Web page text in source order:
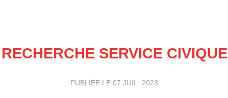
RECHERCHE SERVICE CIVIQUE
PUBLIÉE LE 07 JUIL. 2023